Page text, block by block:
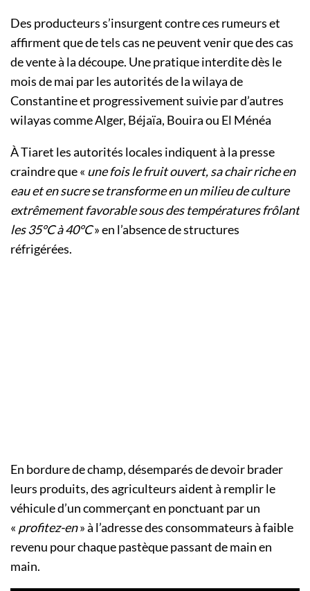
Des producteurs s’insurgent contre ces rumeurs et
affirment que de tels cas ne peuvent venir que des cas
de vente à la découpe. Une pratique interdite dès le
mois de mai par les autorités de la wilaya de
Constantine et progressivement suivie par d’autres
wilayas comme Alger, Béjaïa, Bouira ou El Ménéa
À Tiaret les autorités locales indiquent à la presse
craindre que « une fois le fruit ouvert, sa chair riche en
eau et en sucre se transforme en un milieu de culture
extrêmement favorable sous des températures frôlant
les 35°C à 40°C» en l’absence de structures
réfrigérées.
En bordure de champ, désemparés de devoir brader
leurs produits, des agriculteurs aident à remplir le
véhicule d’un commerçant en ponctuant par un
« profitez-en» à l’adresse des consommateurs à faible
revenu pour chaque pastèque passant de main en
main.